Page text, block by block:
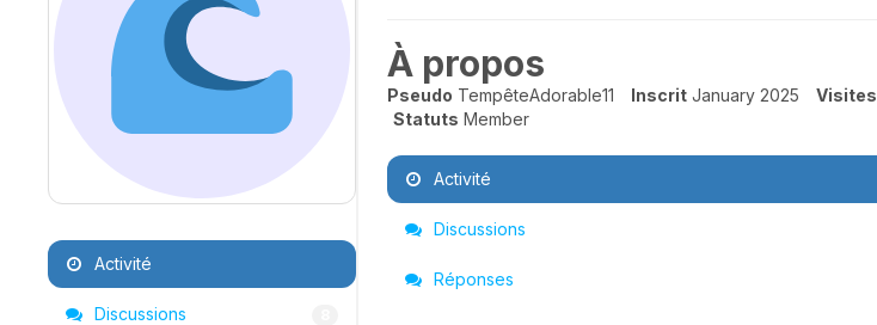
Activité
Discussions
À propos
Pseudo TempêteAdorable11 Inscrit January 2025 Visites
Statuts Member
Activité
Discussions
Réponses